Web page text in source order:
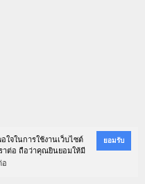
ใจในการใช้งานเว็บไซต์
าต่อ ถือว่าคุณยินยอมให้มี
อ
ยอมรับ